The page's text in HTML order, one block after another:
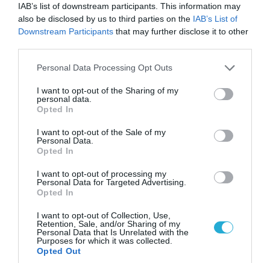
IAB’s list of downstream participants. This information may
also be disclosed by us to third parties on the IAB’s List of
Downstream Participants that may further disclose it to other
Please note that this website/app uses one or more Google
not limited to your visit or usage behaviour. You may click to
grant or deny consent to Google and its third-party tags to
use your data for below specified purposes in below Google
consent section.
Personal Data Processing Opt Outs
I want to opt-out of the Sharing of my
personal data.
Opted In
I want to opt-out of the Sale of my
Personal Data.
Opted In
I want to opt-out of processing my
Personal Data for Targeted Advertising.
Opted In
I want to opt-out of Collection, Use,
Retention, Sale, and/or Sharing of my
Personal Data that Is Unrelated with the
Purposes for which it was collected.
Opted Out
του Αρκά για τα τατουάζ (φωτο)
07.08.2026 | 20:02